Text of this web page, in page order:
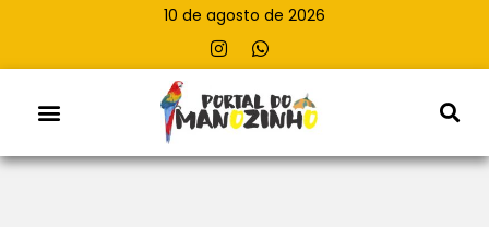
10 de agosto de 2026